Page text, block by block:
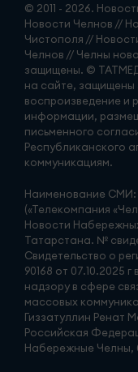
© 2011 - 2026.
Новости Челнов //
Чистополя //
Челнов // Челны
защищены. ©
на сайте, защищены
воспроизведение и
информации,
письменного
Республиканского
коммуникациям.
Наименование СМИ:
(«Телекомпания
Новости
Татарстана. №
Свидетельство о
90168 от 07.10.2025
надзору в сфере
массовых
Гиззатуллин Ренат
Российская
Набережные Челны,